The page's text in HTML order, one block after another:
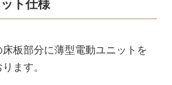
ト仕様
板部分に薄型電動ユニットを
ます。